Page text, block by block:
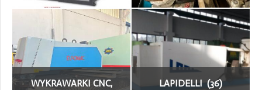
KOREKTY (117)
WYKRAWARKI CNC,
LAPIDELLI (36)